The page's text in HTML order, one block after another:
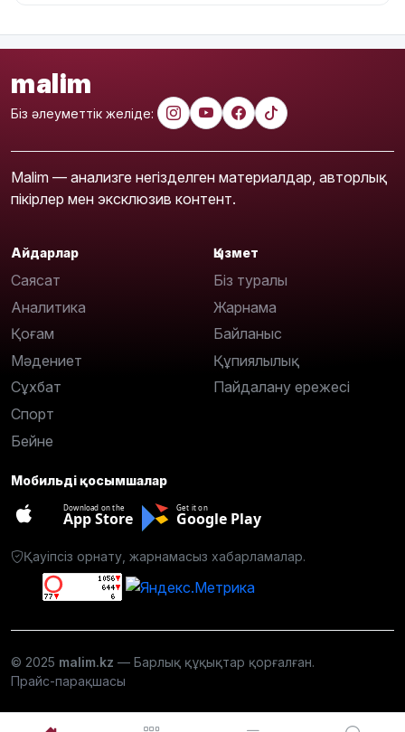
malim
Біз әлеуметтік желіде:
Malim — анализге негізделген материалдар, авторлық
пікірлер мен эксклюзив контент.
Айдарлар
Саясат
Аналитика
Қоғам
Мәдениет
Сұхбат
Спорт
Бейне
Қызмет
Біз туралы
Жарнама
Байланыс
Құпиялылық
Пайдалану ережесі
Мобильді қосымшалар
Download on the
App Store
Get it on
Google Play
Қауіпсіз орнату, жарнамасыз хабарламалар.
© 2025 malim.kz — Барлық құқықтар қорғалған.
Прайс-парақшасы